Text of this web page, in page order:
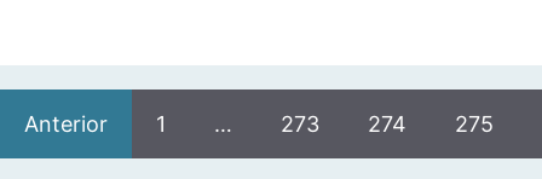
Anterior 1 … 273 274 275